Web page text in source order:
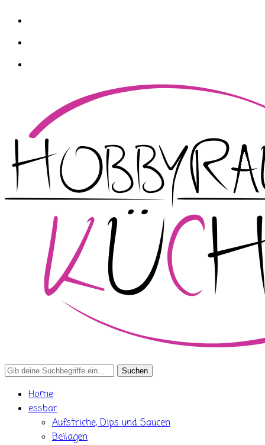
Search
Home
essbar
Aufstriche, Dips und Saucen
Beilagen